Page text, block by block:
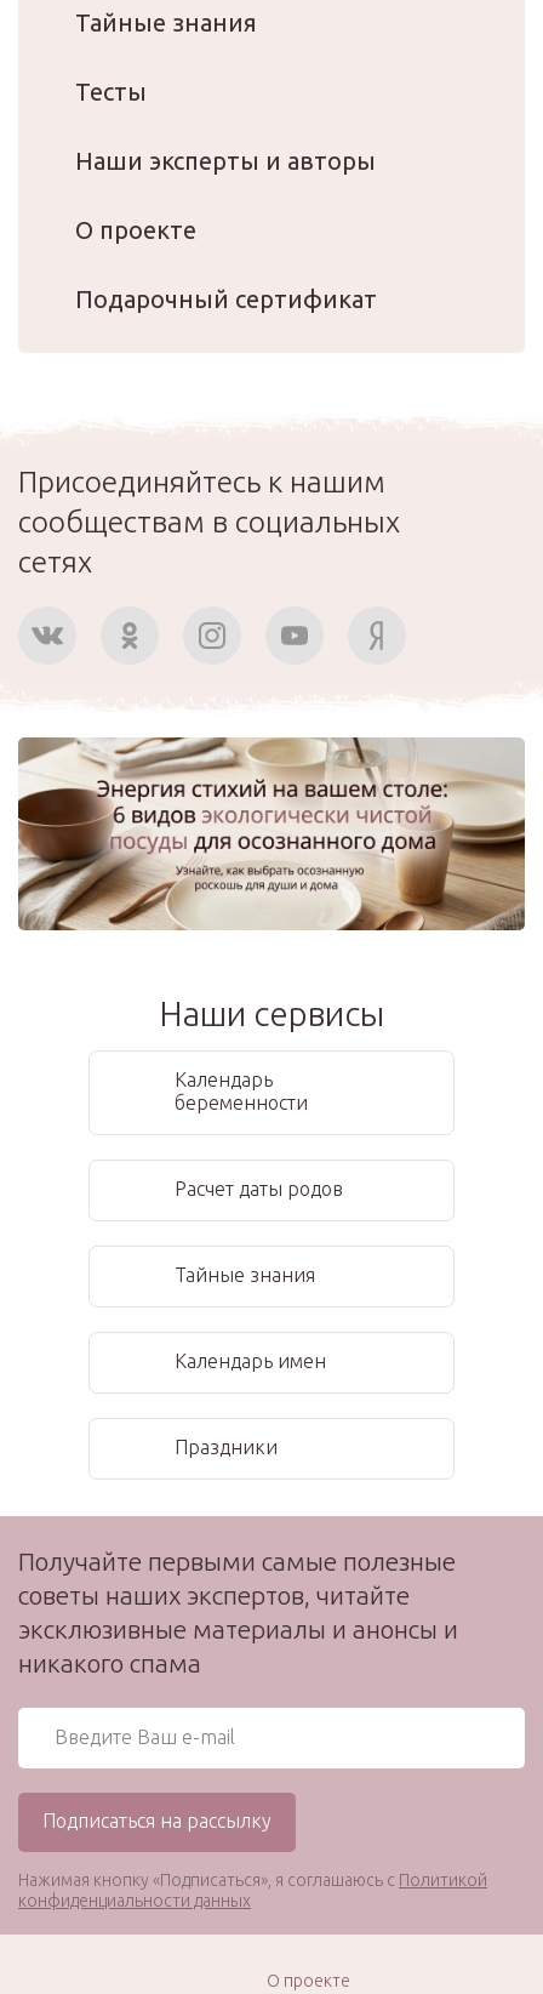
Тайные знания
Тесты
Наши эксперты и авторы
О проекте
Подарочный сертификат
Присоединяйтесь к нашим
сообществам в социальных
сетях
Наши сервисы
Календарь
беременности
Расчет даты родов
Тайные знания
Календарь имен
Праздники
Получайте первыми самые полезные
советы наших экспертов, читайте
эксклюзивные материалы и анонсы и
никакого спама
Нажимая кнопку «Подписаться», я соглашаюсь с Политикой
конфиденциальности данных
О проекте